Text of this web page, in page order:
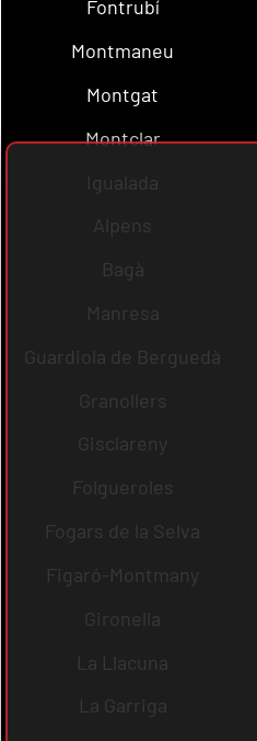
Fontrubí
Montmaneu
Montgat
Montclar
Igualada
Alpens
Bagà
Manresa
Guardiola de Berguedà
Granollers
Gisclareny
Folgueroles
Fogars de la Selva
Figaró-Montmany
Gironella
La Llacuna
La Garriga